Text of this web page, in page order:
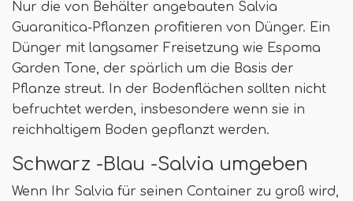
Nur die von Behälter angebauten Salvia
Guaranitica-Pflanzen profitieren von Dünger. Ein
Dünger mit langsamer Freisetzung wie Espoma
Garden Tone, der spärlich um die Basis der
Pflanze streut. In der Bodenflächen sollten nicht
befruchtet werden, insbesondere wenn sie in
reichhaltigem Boden gepflanzt werden.
Schwarz -Blau -Salvia umgeben
Wenn Ihr Salvia für seinen Container zu groß wird,